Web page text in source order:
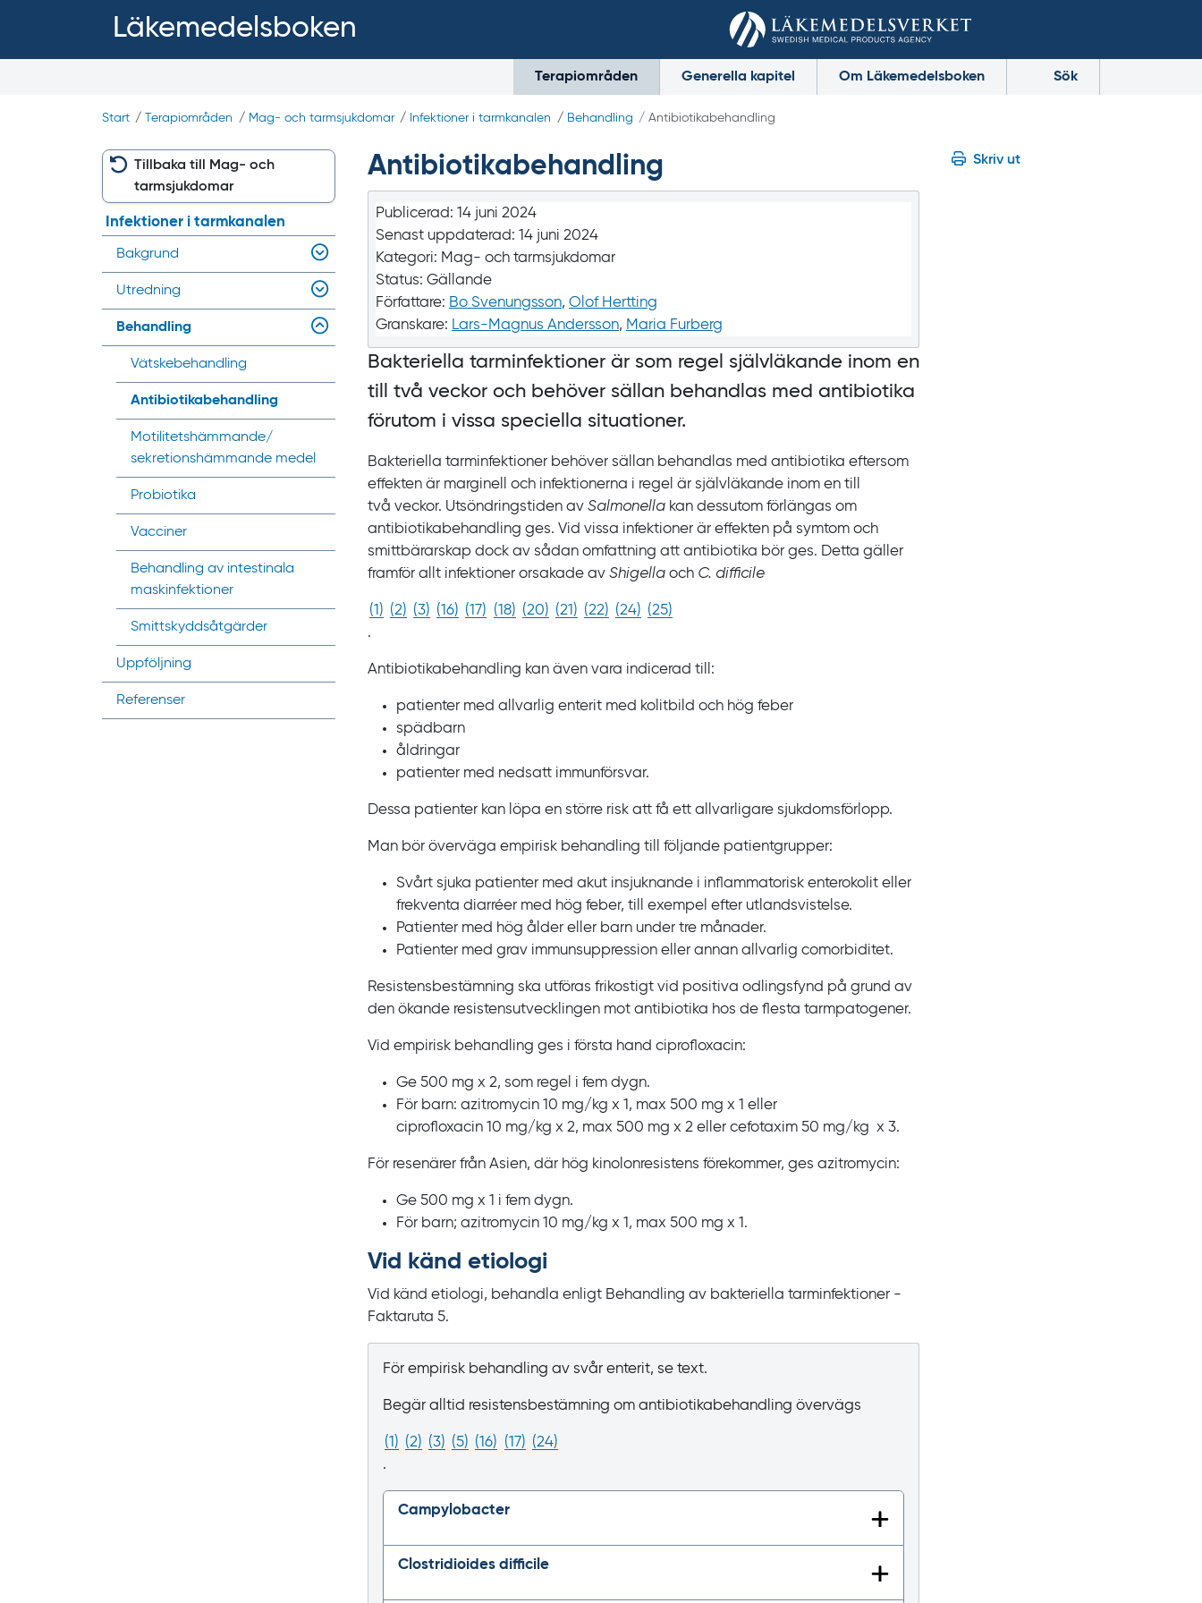
Läkemedelsboken
Terapiområden Generella kapitel Om Läkemedelsboken Sök
Start / Terapiområden / Mag- och tarmsjukdomar / Infektioner i tarmkanalen / Behandling / Antibiotika­behandling
Skriv ut
Antibiotika­behandling
Publicerad: 14 juni 2024
Senast uppdaterad: 14 juni 2024
Kategori: Mag- och tarmsjukdomar
Status: Gällande
Författare: Bo Svenungsson, Olof Hertting
Granskare: Lars-Magnus Andersson, Maria Furberg
Bakteriella tarminfektioner är som regel självläkande inom en
till två veckor och behöver sällan behandlas med antibiotika
förutom i vissa speciella situationer.
Bakteriella tarminfektioner behöver sällan behandlas med antibiotika eftersom
effekten är marginell och infektionerna i regel är självläkande inom en till
två veckor. Utsöndringstiden av Salmonella kan dessutom förlängas om
antibiotikabehandling ges. Vid vissa infektioner är effekten på symtom och
smittbärarskap dock av sådan omfattning att antibiotika bör ges. Detta gäller
framför allt infektioner orsakade av Shigella och C. difficile
(1) (2) (3) (16) (17) (18) (20) (21) (22) (24) (25)
.
Antibiotikabehandling kan även vara indicerad till:
patienter med allvarlig enterit med kolitbild och hög feber
spädbarn
åldringar
patienter med nedsatt immunförsvar.
Dessa patienter kan löpa en större risk att få ett allvarligare sjukdomsförlopp.
Man bör överväga empirisk behandling till följande patientgrupper:
Svårt sjuka patienter med akut insjuknande i inflammatorisk enterokolit eller
frekventa diarréer med hög feber, till exempel efter utlandsvistelse.
Patienter med hög ålder eller barn under tre månader.
Patienter med grav immunsuppression eller annan allvarlig comorbiditet.
Resistensbestämning ska utföras frikostigt vid positiva odlingsfynd på grund av
den ökande resistensutvecklingen mot antibiotika hos de flesta tarmpatogener.
Vid empirisk behandling ges i första hand ciprofloxacin:
Ge 500 mg x 2, som regel i fem dygn.
För barn: azitromycin 10 mg/kg x 1, max 500 mg x 1 eller
ciprofloxacin 10 mg/kg x 2, max 500 mg x 2 eller cefotaxim 50 mg/kg x 3.
För resenärer från Asien, där hög kinolonresistens förekommer, ges azitromycin:
Ge 500 mg x 1 i fem dygn.
För barn; azitromycin 10 mg/kg x 1, max 500 mg x 1.
Vid känd etiologi
Vid känd etiologi, behandla enligt Behandling av bakteriella tarminfektioner -
Faktaruta 5.
För empirisk behandling av svår enterit, se text.
Begär alltid resistensbestämning om antibiotikabehandling övervägs
(1 ) (2) (3) (5) (16) (17) (24)
.
Campylobacter
Clostridioides difficile
Tillbaka till Mag- och
tarmsjukdomar
Infektioner i tarmkanalen
Bakgrund
Utredning
Behandling
Vätske­behandling
Antibiotika­behandling
Motilitets­hämmande/‌
sekretions­hämmande medel
Probiotika
Vacciner
Behandling av intestinala
maskinfektioner
Smittskydds­åtgärder
Uppföljning
Referenser